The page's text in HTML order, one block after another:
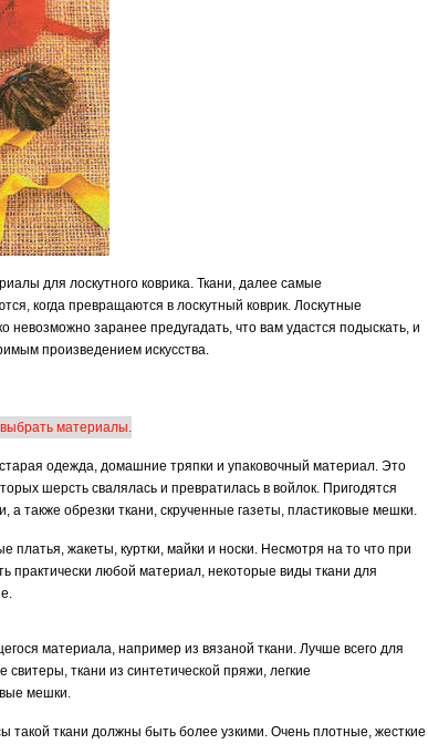
для лоскутного коврика. Ткани, далее самые
когда превращаются в лоскутный коврик. Лоскутные
заранее предугадать, что вам удастся подыскать, и
произведением искусства.
старая одежда, домашние тряпки и упаковочный материал. Это
шерсть свалялась и превратилась в войлок. Пригодятся
также обрезки ткани, скрученные газеты, пластиковые мешки.
жакеты, куртки, майки и носки. Несмотря на то что при
практически любой материал, некоторые виды ткани для
материала, например из вязаной ткани. Лучше всего для
ткани из синтетической пряжи, легкие
мешки.
такой ткани должны быть более узкими. Очень плотные, жесткие